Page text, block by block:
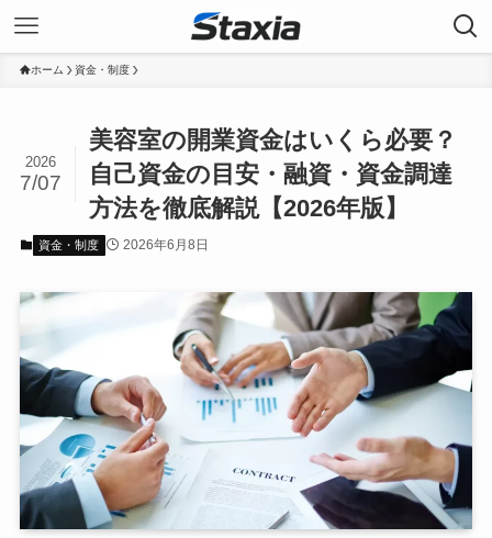
ホーム 資金・制度
美容室の開業資金はいくら必要？
自己資金の目安・融資・資金調達
方法を徹底解説【2026年版】
2026
7/07
資金・制度 2026年6月8日